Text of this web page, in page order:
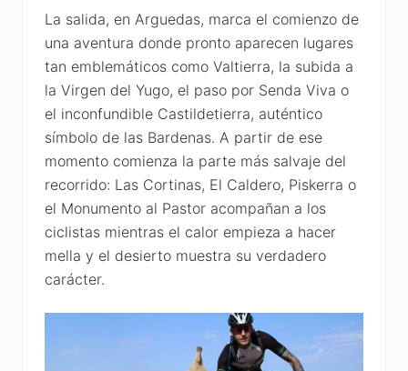
La salida, en Arguedas, marca el comienzo de
una aventura donde pronto aparecen lugares
tan emblemáticos como Valtierra, la subida a
la Virgen del Yugo, el paso por Senda Viva o
el inconfundible Castildetierra, auténtico
símbolo de las Bardenas. A partir de ese
momento comienza la parte más salvaje del
recorrido: Las Cortinas, El Caldero, Piskerra o
el Monumento al Pastor acompañan a los
ciclistas mientras el calor empieza a hacer
mella y el desierto muestra su verdadero
carácter.